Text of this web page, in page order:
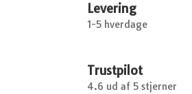
Levering
1-5 hverdage
Trustpilot
4.6 ud af 5 stjerner